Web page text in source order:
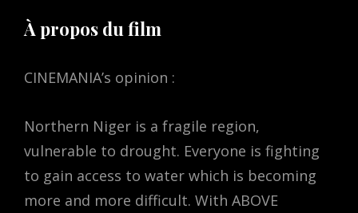
À propos du film
CINEMANIA’s opinion :
Northern Niger is a fragile region,
vulnerable to drought. Everyone is fighting
to gain access to water which is becoming
more and more difficult. With ABOVE